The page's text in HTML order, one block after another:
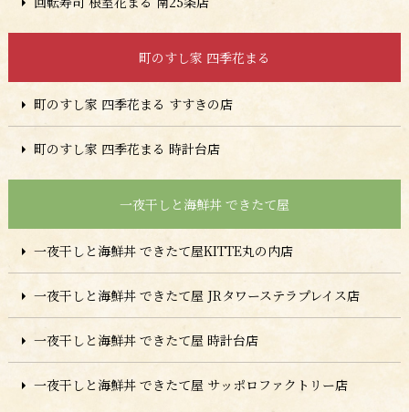
町のすし家 四季花まる
町のすし家 四季花まる すすきの店
町のすし家 四季花まる 時計台店
一夜干しと海鮮丼 できたて屋
一夜干しと海鮮丼 できたて屋KITTE丸の内店
一夜干しと海鮮丼 できたて屋 JRタワーステラプレイス店
一夜干しと海鮮丼 できたて屋 時計台店
一夜干しと海鮮丼 できたて屋 サッポロファクトリー店